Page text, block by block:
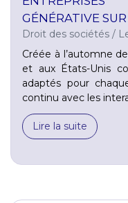
GÉNÉRATIVE
Droit des sociétés /
Créée à l’automne
et aux États-Unis
adaptés pour
continu avec les
Lire la suite